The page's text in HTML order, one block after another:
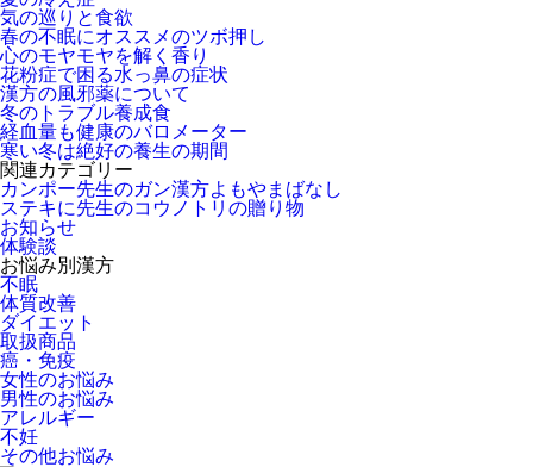
気の巡りと食欲
春の不眠にオススメのツボ押し
心のモヤモヤを解く香り
花粉症で困る水っ鼻の症状
漢方の風邪薬について
冬のトラブル養成食
経血量も健康のバロメーター
寒い冬は絶好の養生の期間
関連カテゴリー
カンポー先生のガン漢方よもやまばなし
ステキに先生のコウノトリの贈り物
お知らせ
体験談
お悩み別漢方
不眠
体質改善
ダイエット
取扱商品
癌・免疫
女性のお悩み
男性のお悩み
アレルギー
不妊
その他お悩み